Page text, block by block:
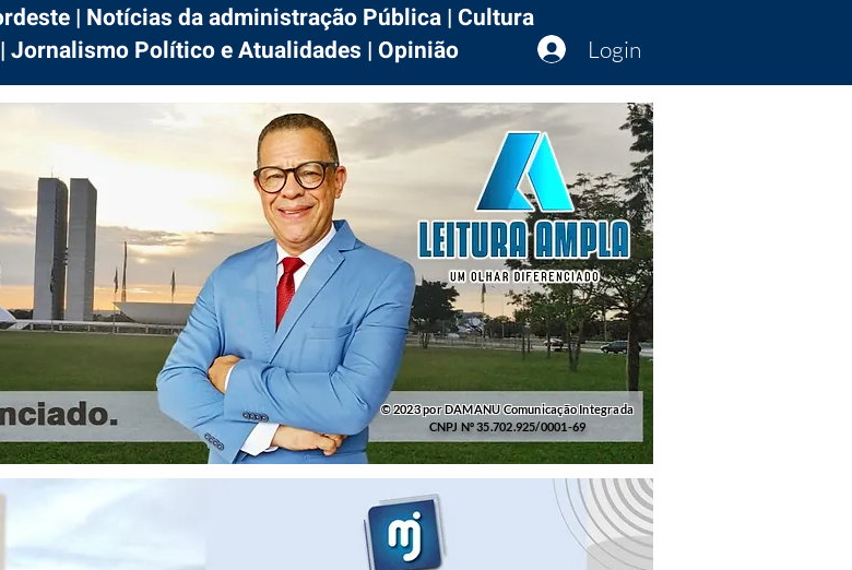
Login
| Notícias da administração Pública | Cultura
Jornalismo Político e Atualidades | Opinião
© 2023 por DAMANU Comunicação Integrada
CNPJ Nº 35.702.925/0001-69
Integrada | CNPJ Nº 35.702.925/0001-69